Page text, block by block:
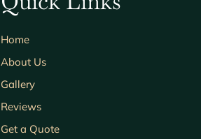
Home
About Us
Gallery
Reviews
Get a Quote